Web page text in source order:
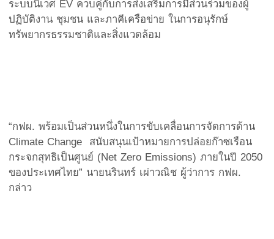
ระบบนิเวศ EV ควบคู่กับการส่งเสริมการมีส่วนร่วมของผู้
ปฏิบัติงาน ชุมชน และภาคีเครือข่าย ในการอนุรักษ์
ทรัพยากรธรรมชาติและสิ่งแวดล้อม
“กฟผ. พร้อมเป็นส่วนหนึ่งในการขับเคลื่อนการจัดการด้าน
Climate Change สนับสนุนเป้าหมายการปล่อยก๊าซเรือน
กระจกสุทธิเป็นศูนย์ (Net Zero Emissions) ภายในปี 2050
ของประเทศไทย” นายนรินทร์ เผ่าวณิช ผู้ว่าการ กฟผ.
กล่าว